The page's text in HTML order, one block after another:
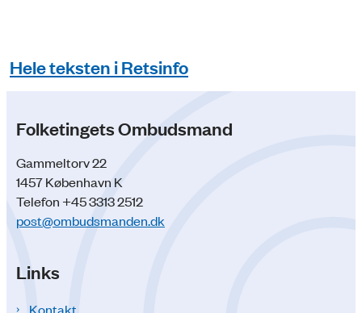
Hele teksten i Retsinfo
Folketingets Ombudsmand
Gammeltorv 22
1457 København K
Telefon +45 3313 2512
post@ombudsmanden.dk
Links
Kontakt